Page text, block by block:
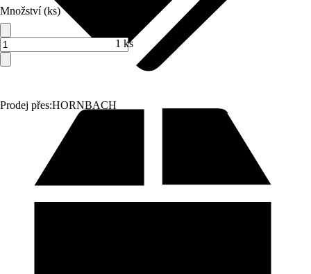
Prodej přes:HORNBACH
Množství (ks)
1 ks